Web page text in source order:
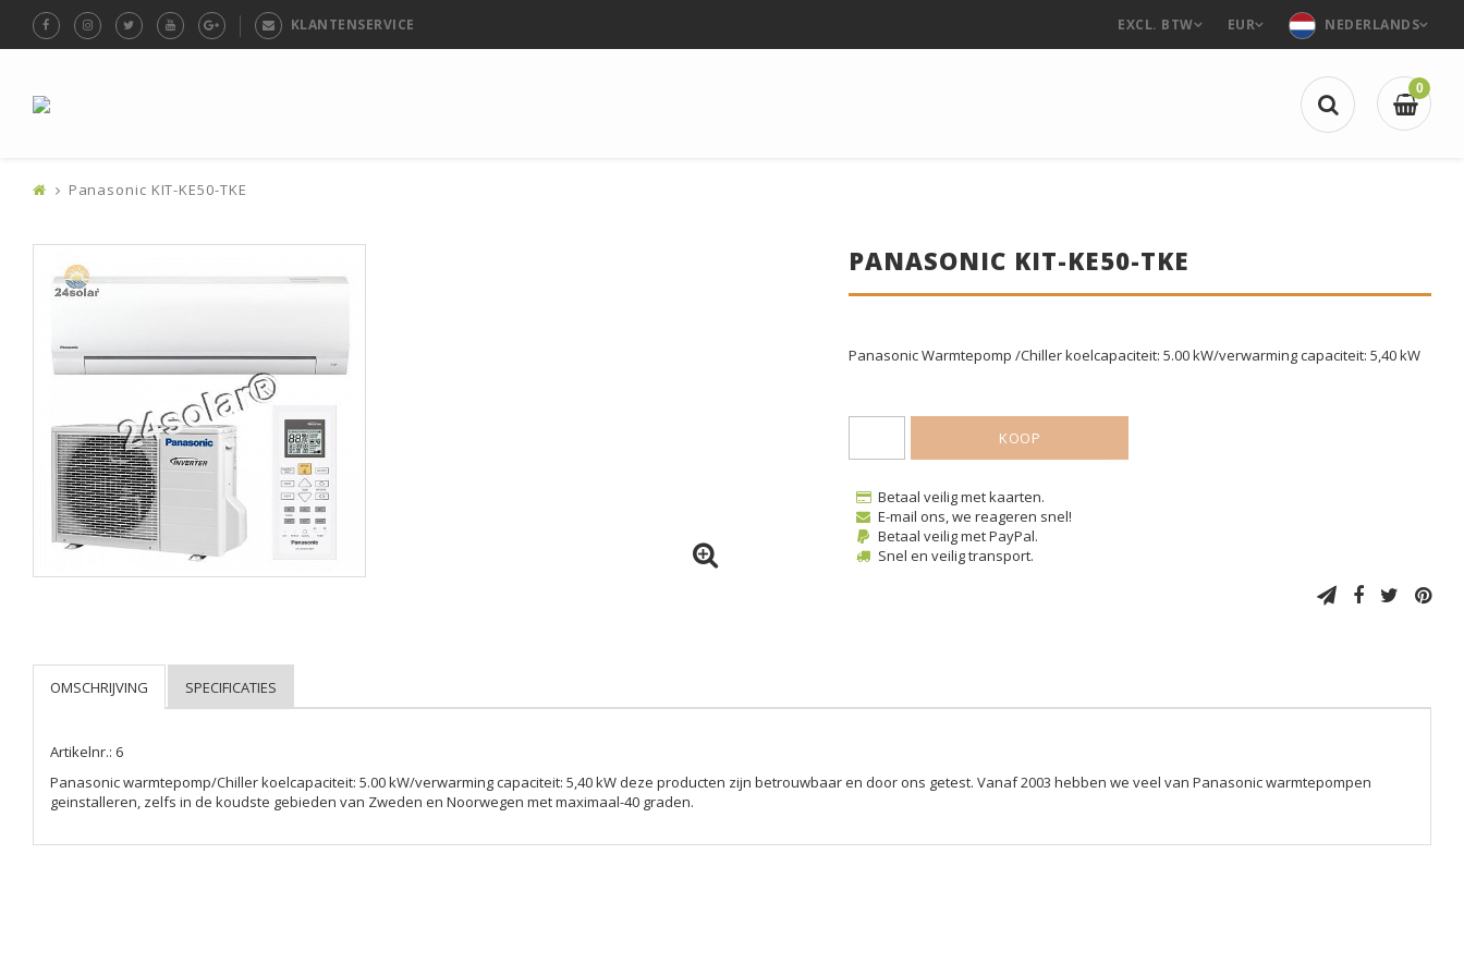
KLANTENSERVICE NEDERLANDS
EUR
EXCL. BTW
0
Panasonic KIT-KE50-TKE
PANASONIC KIT-KE50-TKE
Panasonic Warmtepomp /Chiller koelcapaciteit: 5.00 kW/verwarming capaciteit: 5,40 kW
KOOP
Betaal veilig met kaarten.
E-mail ons, we reageren snel!
Betaal veilig met PayPal.
Snel en veilig transport.
Artikelnr.: 6
Panasonic warmtepomp/Chiller koelcapaciteit: 5.00 kW/verwarming capaciteit: 5,40 kW deze producten zijn betrouwbaar en door ons getest. Vanaf 2003 hebben we veel van Panasonic warmtepompen
geinstalleren, zelfs in de koudste gebieden van Zweden en Noorwegen met maximaal-40 graden.